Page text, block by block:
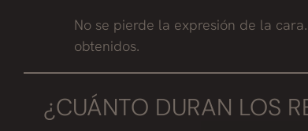
No se pierde la expresión de la
obtenidos.
¿CUÁNTO DURAN LOS